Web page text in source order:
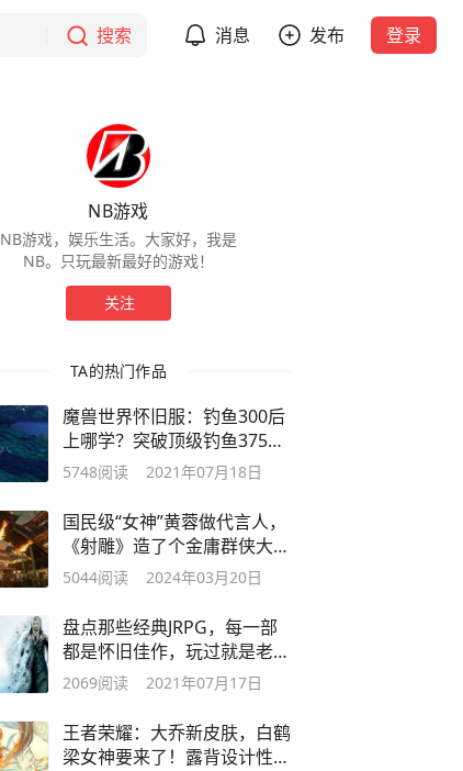
搜索 消息 发布 登录
NB游戏
NB游戏，娱乐生活。大家好，我是
NB。只玩最新最好的游戏！
关注
TA的热门作品
魔兽世界怀旧服：钓鱼300后
上哪学？突破顶级钓鱼375详
细攻略
5748阅读 2021年07月18日
国民级“女神”黄蓉做代言人，
《射雕》造了个金庸群侠大宇
宙
5044阅读 2024年03月20日
盘点那些经典JRPG，每一部
都是怀旧佳作，玩过就是老玩
家
2069阅读 2021年07月17日
王者荣耀：大乔新皮肤，白鹤
梁女神要来了！露背设计性感